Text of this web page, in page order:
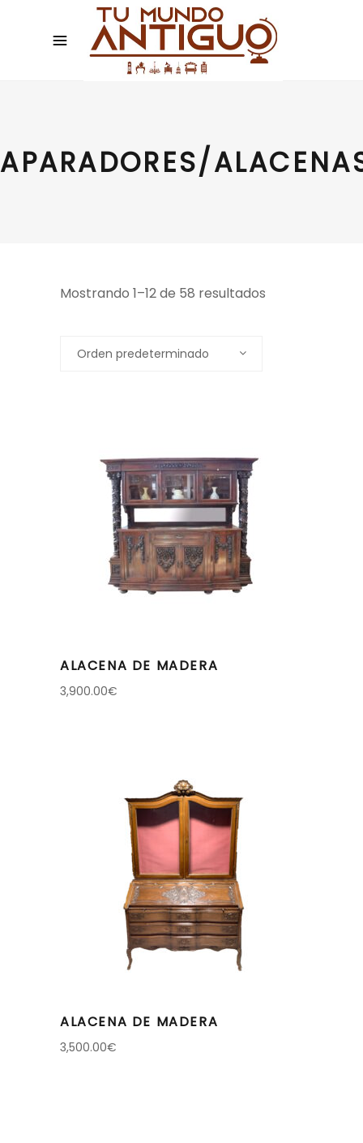
APARADORES/
Mostrando 1–12 de 58 resultados
Orden predeterminado
ALACENA DE MADERA
3,900.00€
ALACENA DE MADERA
3,500.00€